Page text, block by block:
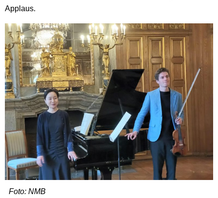
Applaus.
Foto: NMB